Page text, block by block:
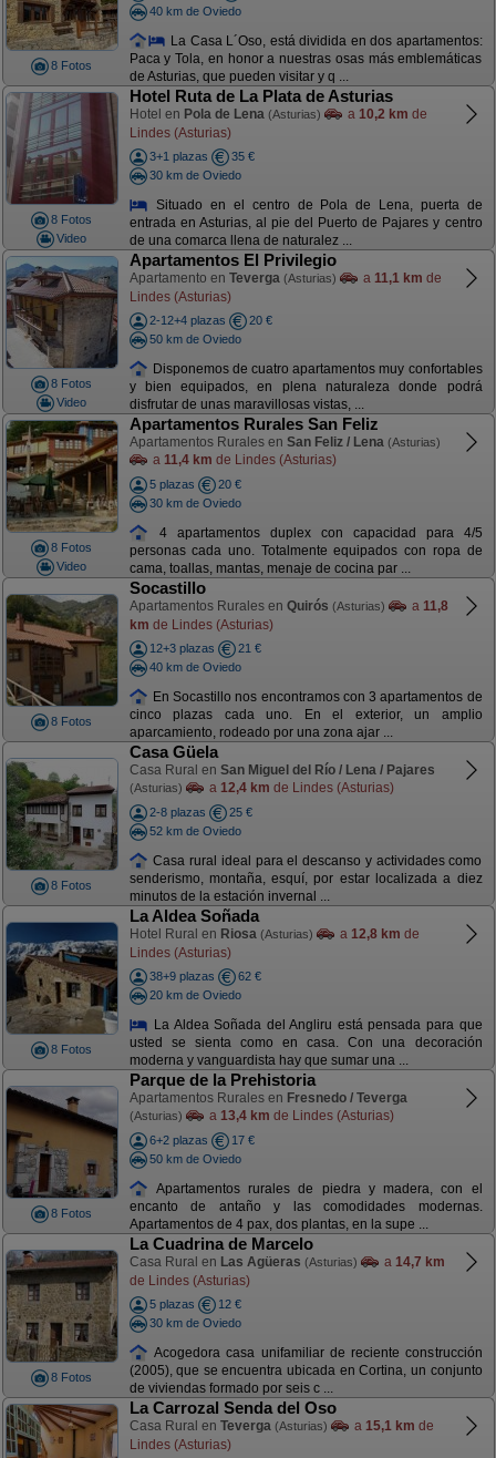
8 Fotos
40 km de Oviedo
La Casa L´Oso, está dividida en dos apartamentos:
Paca y Tola, en honor a nuestras osas más emblemáticas
de Asturias, que pueden visitar y q ...
8 Fotos
Video
Hotel Ruta de La Plata de Asturias
Hotel en Pola de Lena (Asturias) a 10,2 km de
Lindes (Asturias)
3+1 plazas
35 €
30 km de Oviedo
Situado en el centro de Pola de Lena, puerta de
entrada en Asturias, al pie del Puerto de Pajares y centro
de una comarca llena de naturalez ...
8 Fotos
Video
Apartamentos El Privilegio
Apartamento en Teverga (Asturias) a 11,1 km de
Lindes (Asturias)
2-12+4 plazas
20 €
50 km de Oviedo
Disponemos de cuatro apartamentos muy confortables
y bien equipados, en plena naturaleza donde podrá
disfrutar de unas maravillosas vistas, ...
8 Fotos
Video
Apartamentos Rurales San Feliz
Apartamentos Rurales en San Feliz / Lena (Asturias)
a 11,4 km de Lindes (Asturias)
5 plazas
20 €
30 km de Oviedo
4 apartamentos duplex con capacidad para 4/5
personas cada uno. Totalmente equipados con ropa de
cama, toallas, mantas, menaje de cocina par ...
8 Fotos
Socastillo
Apartamentos Rurales en Quirós (Asturias) a 11,8
km de Lindes (Asturias)
12+3 plazas
21 €
40 km de Oviedo
En Socastillo nos encontramos con 3 apartamentos de
cinco plazas cada uno. En el exterior, un amplio
aparcamiento, rodeado por una zona ajar ...
8 Fotos
Casa Güela
Casa Rural en San Miguel del Río / Lena / Pajares
(Asturias) a 12,4 km de Lindes (Asturias)
2-8 plazas
25 €
52 km de Oviedo
Casa rural ideal para el descanso y actividades como
senderismo, montaña, esquí, por estar localizada a diez
minutos de la estación invernal ...
8 Fotos
La Aldea Soñada
Hotel Rural en Riosa (Asturias) a 12,8 km de
Lindes (Asturias)
38+9 plazas
62 €
20 km de Oviedo
La Aldea Soñada del Angliru está pensada para que
usted se sienta como en casa. Con una decoración
moderna y vanguardista hay que sumar una ...
8 Fotos
Parque de la Prehistoria
Apartamentos Rurales en Fresnedo / Teverga
(Asturias) a 13,4 km de Lindes (Asturias)
6+2 plazas
17 €
50 km de Oviedo
Apartamentos rurales de piedra y madera, con el
encanto de antaño y las comodidades modernas.
Apartamentos de 4 pax, dos plantas, en la supe ...
8 Fotos
La Cuadrina de Marcelo
Casa Rural en Las Agüeras (Asturias) a 14,7 km
de Lindes (Asturias)
5 plazas
12 €
30 km de Oviedo
Acogedora casa unifamiliar de reciente construcción
(2005), que se encuentra ubicada en Cortina, un conjunto
de viviendas formado por seis c ...
La Carrozal Senda del Oso
Casa Rural en Teverga (Asturias) a 15,1 km de
Lindes (Asturias)